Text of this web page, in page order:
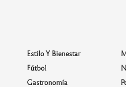
Estilo Y Bienestar
Fútbol
Gastronomía